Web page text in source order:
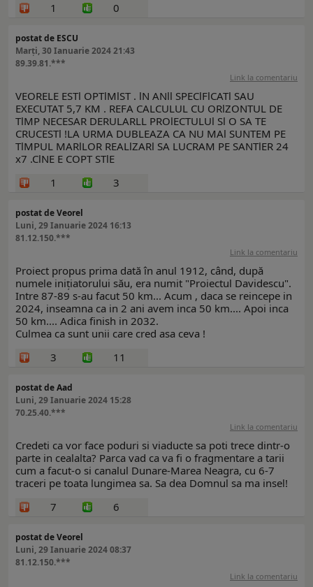
1
0
postat de ESCU
Marți, 30 Ianuarie 2024 21:43
89.39.81.***
Link la comentariu
VEORELE ESTl OPTlMlST . lN ANll SPEClFlCATl SAU
EXECUTAT 5,7 KM . REFA CALCULUL CU ORlZONTUL DE
TlMP NECESAR DERULARLL PROlECTULUl Sl O SA TE
CRUCESTl !LA URMA DUBLEAZA CA NU MAl SUNTEM PE
TlMPUL MARlLOR REALlZARl SA LUCRAM PE SANTlER 24
x7 .ClNE E COPT STlE
1
3
postat de Veorel
Luni, 29 Ianuarie 2024 16:13
81.12.150.***
Link la comentariu
Proiect propus prima dată în anul 1912, când, după
numele iniţiatorului său, era numit "Proiectul Davidescu".
Intre 87-89 s-au facut 50 km... Acum , daca se reincepe in
2024, inseamna ca in 2 ani avem inca 50 km.... Apoi inca
50 km.... Adica finish in 2032.
Culmea ca sunt unii care cred asa ceva !
3
11
postat de Aad
Luni, 29 Ianuarie 2024 15:28
70.25.40.***
Link la comentariu
Credeti ca vor face poduri si viaducte sa poti trece dintr-o
parte in cealalta? Parca vad ca va fi o fragmentare a tarii
cum a facut-o si canalul Dunare-Marea Neagra, cu 6-7
traceri pe toata lungimea sa. Sa dea Domnul sa ma insel!
7
6
postat de Veorel
Luni, 29 Ianuarie 2024 08:37
81.12.150.***
Link la comentariu